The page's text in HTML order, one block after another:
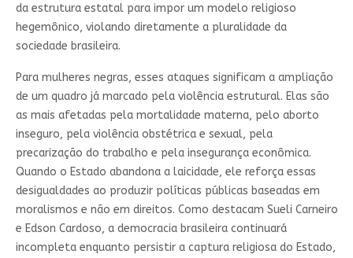
da estrutura estatal para impor um modelo religioso
hegemônico, violando diretamente a pluralidade da
sociedade brasileira.
Para mulheres negras, esses ataques significam a ampliação
de um quadro já marcado pela violência estrutural. Elas são
as mais afetadas pela mortalidade materna, pelo aborto
inseguro, pela violência obstétrica e sexual, pela
precarização do trabalho e pela insegurança econômica.
Quando o Estado abandona a laicidade, ele reforça essas
desigualdades ao produzir políticas públicas baseadas em
moralismos e não em direitos. Como destacam Sueli Carneiro
e Edson Cardoso, a democracia brasileira continuará
incompleta enquanto persistir a captura religiosa do Estado,